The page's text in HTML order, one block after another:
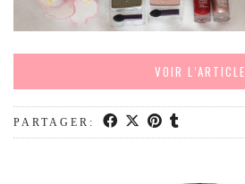
AUSTRALIE
MON PROGRAMME DE YOGA EN LIGNE
AUTRES CATÉGORIES
VOIR L’ARTICLE
PARTAGER: